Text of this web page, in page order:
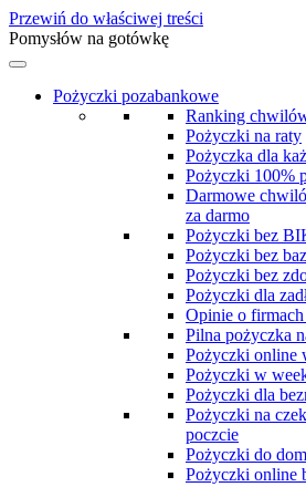
Przewiń do właściwej treści
Pomysłów na gotówkę
Pożyczki pozabankowe
Ranking
Pożyczki na raty
Pożyczka dla
Pożyczki 100%
Darmowe
za darmo
Pożyczki bez
Pożyczki bez baz
Pożyczki bez
Pożyczki dla
Opinie o
Pilna pożyczka
Pożyczki online
Pożyczki w
Pożyczki dla
Pożyczki na
poczcie
Pożyczki do
Pożyczki online